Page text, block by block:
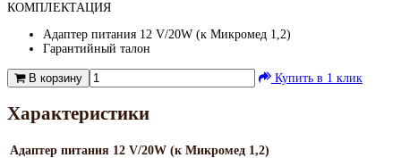
КОМПЛЕКТАЦИЯ
Адаптер питания 12 V/20W (к Микромед 1,2)
Гарантийный талон
В корзину Купить в 1 клик
Характеристики
Адаптер питания 12 V/20W (к Микромед 1,2)